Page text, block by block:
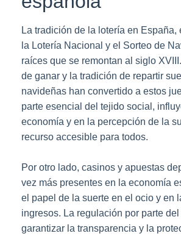
La tradición de la lotería en España,
la Lotería Nacional y el Sorteo de
raíces que se remontan al siglo
de ganar y la tradición de repartir
navideñas han convertido a estos
parte esencial del tejido social,
economía y en la percepción de la
recurso accesible para todos.
Por otro lado, casinos y apuestas
vez más presentes en la economía
el papel de la suerte en el ocio y en
ingresos. La regulación por parte
garantizar la transparencia y la